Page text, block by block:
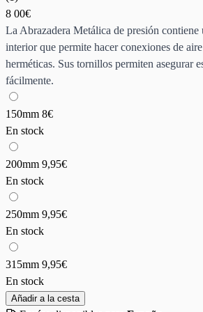
8 00€
La Abrazadera Metálica de presión contiene
interior que permite hacer conexiones de
herméticas. Sus tornillos permiten asegurar
fácilmente.
150mm 8€
En stock
200mm 9,95€
En stock
250mm 9,95€
En stock
315mm 9,95€
En stock
Añadir a la cesta